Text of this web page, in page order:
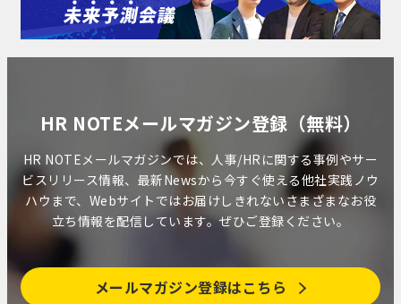
HR NOTEメールマガジン登録（無料）
HR NOTEメールマガジンでは、人事/HRに関する事例やサー
ビスリリース情報、最新Newsから今すぐ使える他社実践ノウ
ハウまで、Webサイトではお届けしきれないさまざまなお役
立ち情報を配信しています。ぜひご登録ください。
メールマガジン登録はこちら